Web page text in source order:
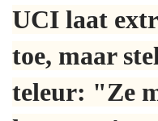
UCI laat
toe, maar
teleur: "Ze